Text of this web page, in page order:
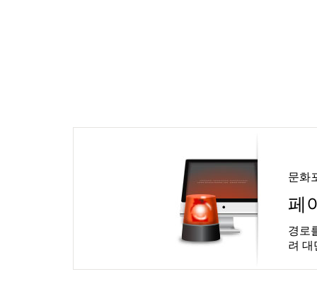
문화
페
경로
려 대